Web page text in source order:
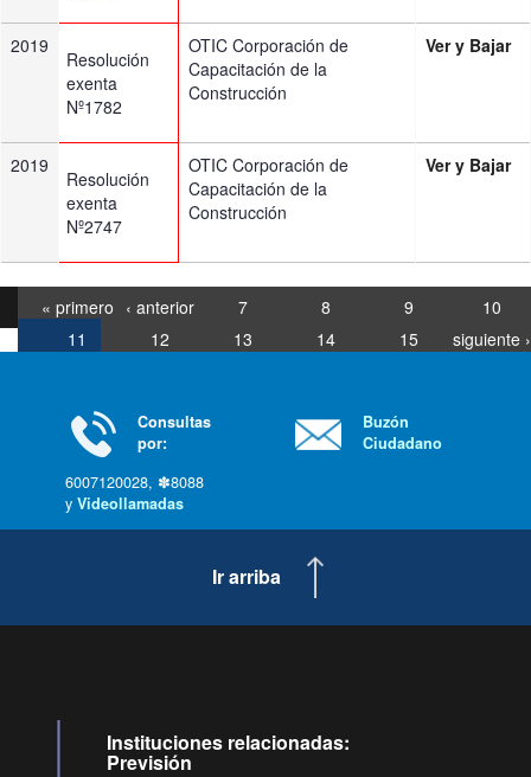
2019
Resolución
exenta
Nº1782
OTIC Corporación de
Capacitación de la
Construcción
Ver y Bajar
2019
Resolución
exenta
Nº2747
OTIC Corporación de
Capacitación de la
Construcción
Ver y Bajar
« primero ‹ anterior 7 8 9
10
11
12 13 14 15
siguiente ›
Consultas
por:
6007120028, ✽8088
y Videollamadas
Buzón
Ciudadano
Ir arriba
Instituciones relacionadas:
Previsión